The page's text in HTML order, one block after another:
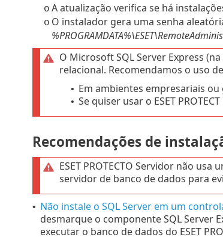
o A atualização verifica se há
o O instalador gera uma senha
O Microsoft SQL Server Express
relacional. Recomendamos o uso
• Em ambientes empresariais ou
• Se quiser usar o ESET
Recomendações de
ESET PROTECTO Servidor não
servidor de banco de dados para
• Não instale o SQL Server em um
desmarque o componente SQL Server
executar o banco de dados do ESET